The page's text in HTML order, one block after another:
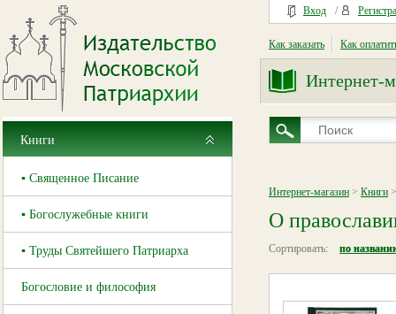
Вход /
Как заказать Как
Интернет-
Книги
▪ Священное Писание
▪ Богослужебные книги
▪ Труды Святейшего Патриарха
Богословие и философия
Интернет-магазин > Книги
О
Сортировать: по